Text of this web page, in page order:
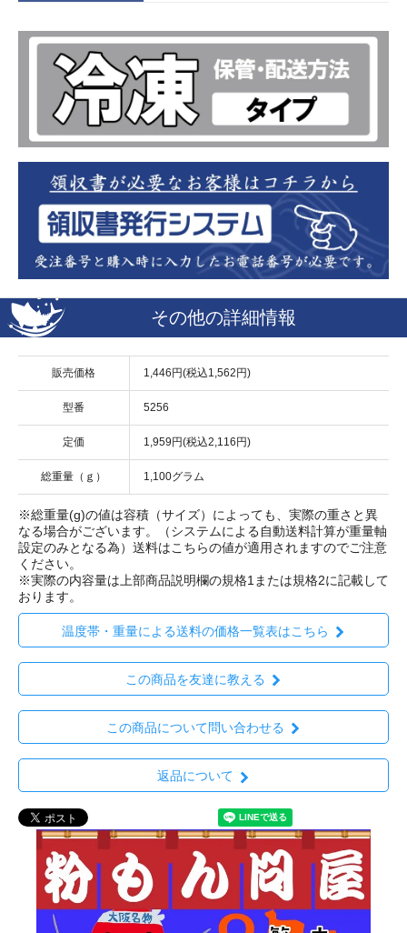
その他の詳細情報
販売価格 1,446円(税込1,562円)
型番 5256
定価 1,959円(税込2,116円)
総重量（ｇ） 1,100グラム
※総重量(g)の値は容積（サイズ）によっても、実際の重さと異
なる場合がございます。（システムによる自動送料計算が重量軸
設定のみとなる為）送料はこちらの値が適用されますのでご注意
ください。
※実際の内容量は上部商品説明欄の規格1または規格2に記載して
おります。
温度帯・重量による送料の価格一覧表はこちら
この商品を友達に教える
この商品について問い合わせる
返品について